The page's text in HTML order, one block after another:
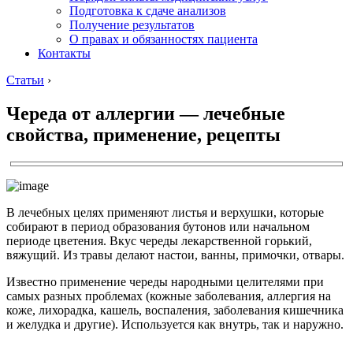
Подготовка к сдаче анализов
Получение результатов
О правах и обязанностях пациента
Контакты
Статьи ›
Череда от аллергии — лечебные
свойства, применение, рецепты
В лечебных целях применяют листья и верхушки, которые
собирают в период образования бутонов или начальном
периоде цветения. Вкус череды лекарственной горький,
вяжущий. Из травы делают настои, ванны, примочки, отвары.
Известно применение череды народными целителями при
самых разных проблемах (кожные заболевания, аллергия на
коже, лихорадка, кашель, воспаления, заболевания кишечника
и желудка и другие). Используется как внутрь, так и наружно.